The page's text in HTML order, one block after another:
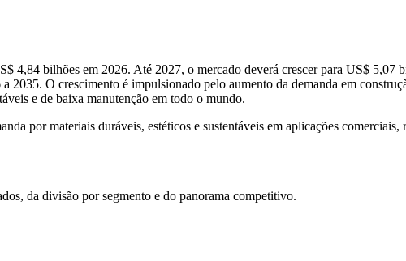
bilhões em 2026. Até 2027, o mercado deverá crescer para US$ 5,07
O crescimento é impulsionado pelo aumento da demanda em
e de baixa manutenção em todo o mundo.
por materiais duráveis, estéticos e sustentáveis ​​em aplicações
da divisão por segmento e do panorama competitivo.